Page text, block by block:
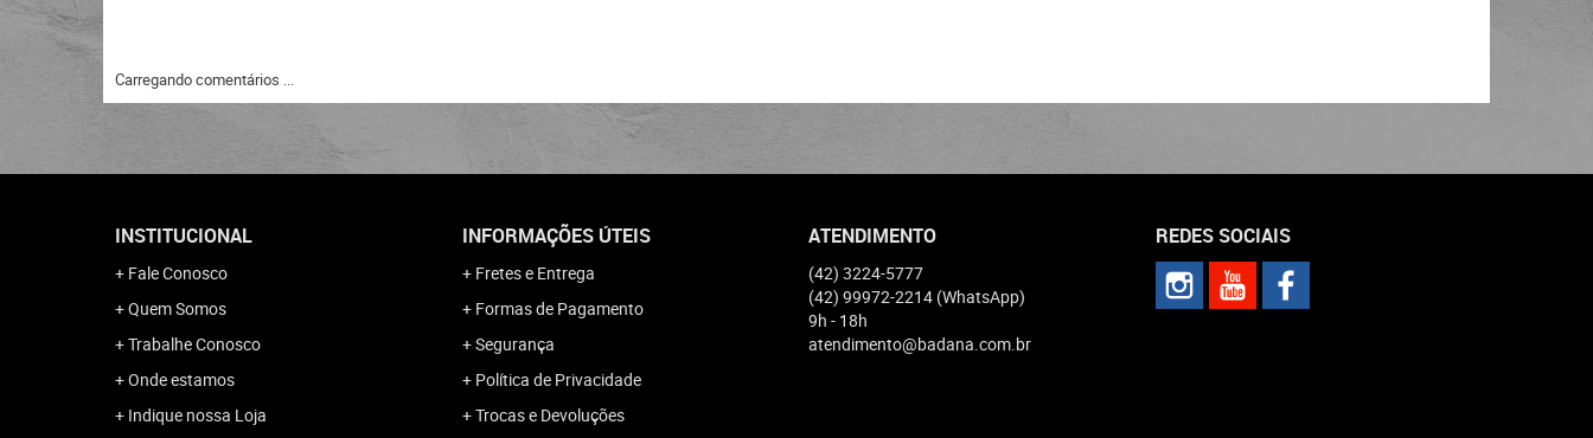
Carregando comentários ...
INSTITUCIONAL
Fale Conosco
Quem Somos
Trabalhe Conosco
Onde estamos
Indique nossa Loja
INFORMAÇÕES ÚTEIS
Fretes e Entrega
Formas de Pagamento
Segurança
Política de Privacidade
Trocas e Devoluções
ATENDIMENTO
(42) 3224-5777
(42) 99972-2214 (WhatsApp)
9h - 18h
atendimento@badana.com.br
REDES SOCIAIS